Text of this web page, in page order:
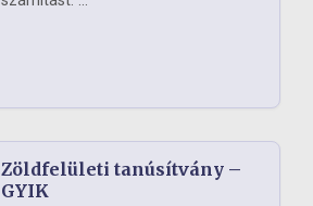
Zöldfelületi tanúsítvány –
GYIK